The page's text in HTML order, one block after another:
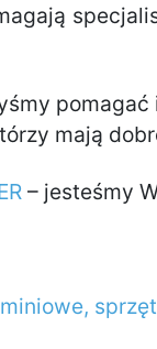
pomagać
mają
– jesteśmy